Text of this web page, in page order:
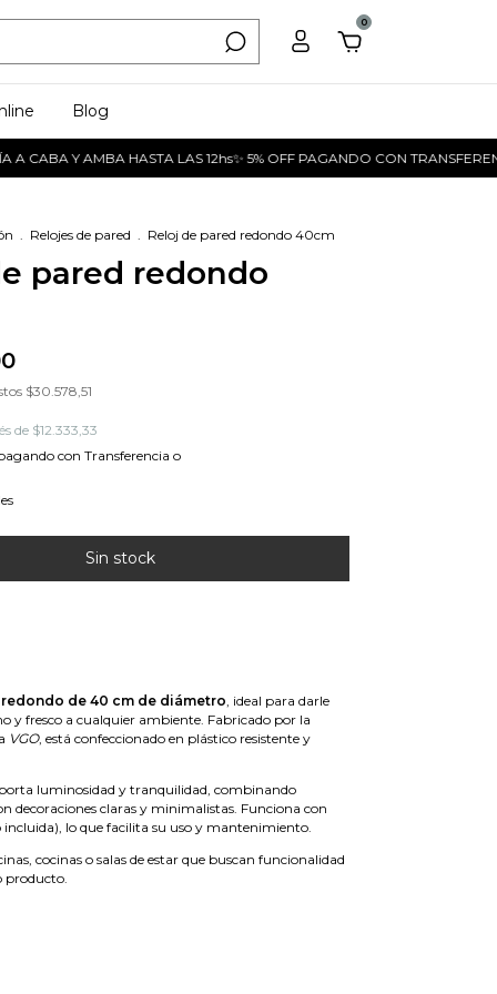
0
Blog
Y AMBA HASTA LAS 12hs✨ 5% OFF PAGANDO CON TRANSFERENCIA
. Relojes de pared . Reloj de pared redondo 40cm
pared redondo
$30.578,51
de $12.333,33
con Transferencia o
de 40 cm de diámetro, ideal para darle
y fresco a cualquier ambiente. Fabricado por la
VGO, está confeccionado en plástico resistente y
luminosidad y tranquilidad, combinando
decoraciones claras y minimalistas. Funciona con
lo que facilita su uso y mantenimiento.
cocinas o salas de estar que buscan funcionalidad
producto.